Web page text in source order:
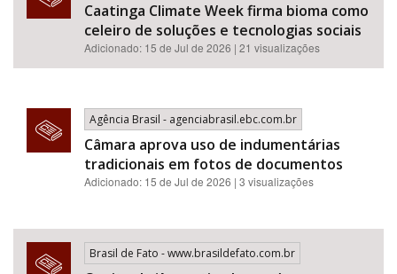
Caatinga Climate Week firma bioma como
celeiro de soluções e tecnologias sociais
Adicionado: 15 de Jul de 2026 | 21 visualizações
Agência Brasil - agenciabrasil.ebc.com.br
Câmara aprova uso de indumentárias
tradicionais em fotos de documentos
Adicionado: 15 de Jul de 2026 | 3 visualizações
Brasil de Fato - www.brasildefato.com.br